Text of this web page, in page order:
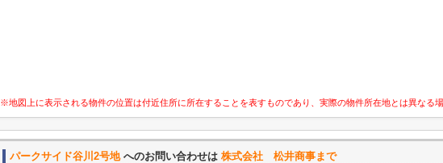
※地図上に表示される物件の位置は付近住所に所在することを表すものであり、実際の物件所在地とは異なる場
パークサイド谷川2号地へのお問い合わせは 株式会社 松井商事まで